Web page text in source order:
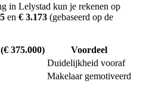
in Lelystad kun je rekenen op
en € 3.173 (gebaseerd op de
375.000)
Voordeel
Duidelijkheid vooraf
Makelaar gemotiveerd